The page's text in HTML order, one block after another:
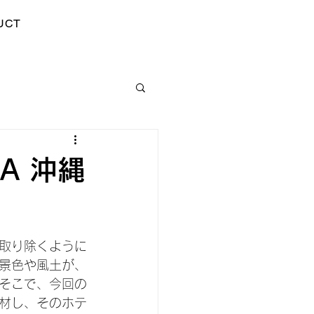
沖縄
り除くように
色や風土が、
こで、今回の
し、そのホテ